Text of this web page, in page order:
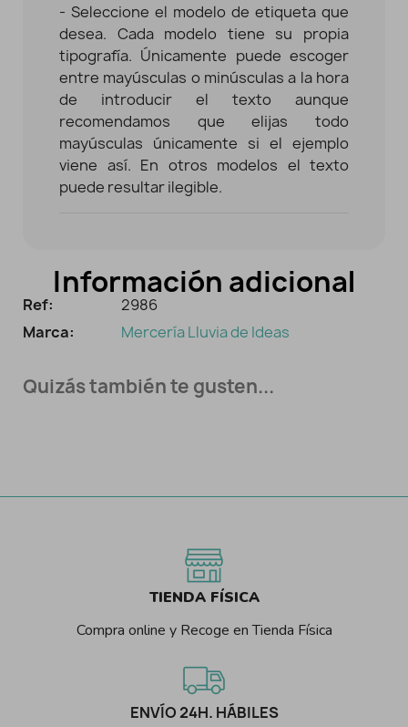
- Seleccione el modelo de etiqueta que
desea. Cada modelo tiene su propia
tipografía. Únicamente puede escoger
entre mayúsculas o minúsculas a la hora
de introducir el texto aunque
recomendamos que elijas todo
mayúsculas únicamente si el ejemplo
viene así. En otros modelos el texto
puede resultar ilegible.
Información adicional
Ref:
2986
Marca:
Mercería Lluvia de Ideas
Quizás también te gusten...
TIENDA FÍSICA
Compra online y Recoge en Tienda Física
ENVÍO 24H. HÁBILES